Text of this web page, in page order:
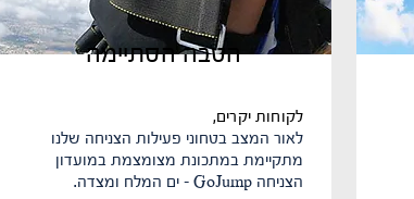
הטבה הסתיימה
לקוחות יקרים,
לאור המצב בטחוני פעילות הצניחה שלנו
מתקיימת במתכונת מצומצמת במועדון
הצניחה GoJump - ים המלח ומצדה.